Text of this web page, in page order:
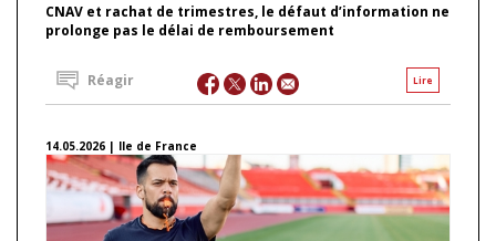
CNAV et rachat de trimestres, le défaut d’information ne
prolonge pas le délai de remboursement
Lire
Réagir
14.05.2026 | Ile de France